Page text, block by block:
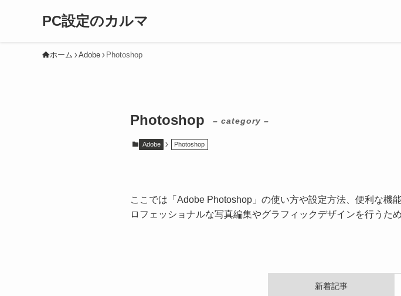
PC設定のカルマ
ホーム Adobe Photoshop
Photoshop – category –
Adobe Photoshop
ここでは「Adobe Photoshop」の使い方や設定方法、便利な機
ロフェッショナルな写真編集やグラフィックデザインを行うた
新着記事